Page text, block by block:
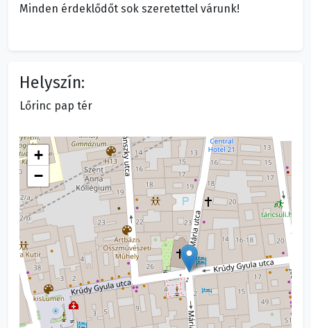
Minden érdeklődőt sok szeretettel várunk!
Helyszín:
Lőrinc pap tér
+
−